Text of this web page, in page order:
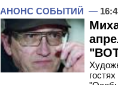
АНОНС СОБЫТИЙ —